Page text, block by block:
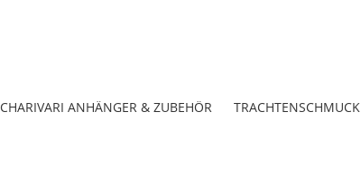
CHARIVARI ANHÄNGER & ZUBEHÖR TRACHTENSCHMUCK